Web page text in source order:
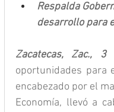
Respalda
desarrollo para
Zacatecas, Zac.,
oportunidades para
encabezado por el
Economía, llevó a